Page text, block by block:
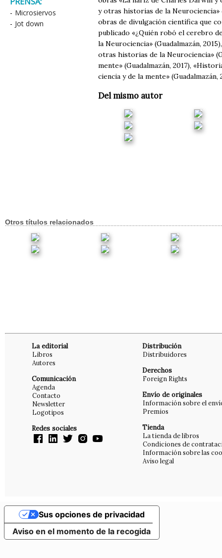
- Microsiervos
- Jot down
y otras historias de la Neurociencia»
obras de divulgación científica que
publicado «¿Quién robó el cerebro
la Neurociencia» (Guadalmazán,
otras historias de la Neurociencia»
mente» (Guadalmazán, 2017),
ciencia y de la mente» (Guadalmazán,
Del mismo autor
Otros títulos relacionados
La editorial
Libros
Autores
Comunicación
Agenda
Contacto
Newsletter
Logotipos
Redes sociales
Distribución
Distribuidores
Derechos
Foreign Rights
Envío de originales
Información sobre el
Premios
Tienda
La tienda de libros
Condiciones de
Información sobre las
Aviso legal
Aviso en el momento de la recogida
Sus opciones de privacidad